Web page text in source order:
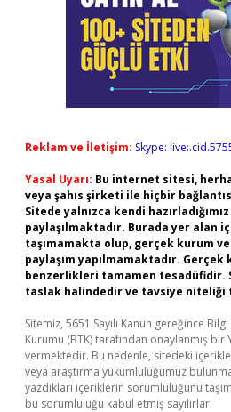
Reklam ve İletişim: Skype:
Yasal Uyarı: Bu internet sitesi,
veya şahıs şirketi ile hiçbir
Sitede yalnızca kendi
paylaşılmaktadır. Burada yer alan
taşımamakta olup, gerçek kurum
paylaşım yapılmamaktadır.
benzerlikleri tamamen tesadüfidir.
taslak halindedir ve tavsiye niteliği
Sitemiz, 5651 Sayılı Kanun gereğince
Kurumu (BTK) tarafından onaylanmış bir
vermektedir. Bu nedenle, sitedeki
veya araştırma yükümlülüğümüz
yazdıkları içeriklerin sorumluluğunu
bu sorumluluğu kabul etmiş sayılırlar.